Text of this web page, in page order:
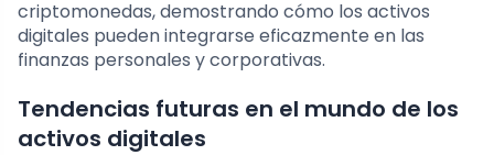
criptomonedas, demostrando cómo los activos
digitales pueden integrarse eficazmente en las
finanzas personales y corporativas.
Tendencias futuras en el mundo de los
activos digitales